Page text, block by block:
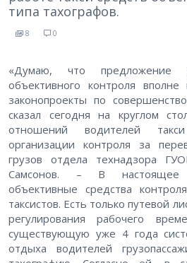
типа тахографов.
8 0
«Думаю, что предложение
объективного контроля
законопроекты по
сказал сегодня на круглом
отношений водителей
организации контроля за
грузов отдела технадзора
Самсонов. – В настоящее
объективные средства
таксистов. Есть только путевой
регулирования рабочего
существующую уже 4 года
отдыха водителей